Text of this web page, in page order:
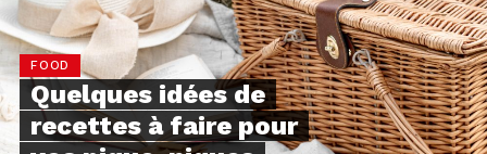
FOOD
Quelques idées de
recettes à faire pour